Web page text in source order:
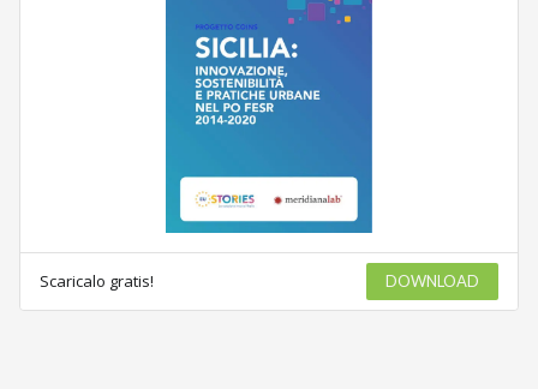
Scaricalo gratis! DOWNLOAD